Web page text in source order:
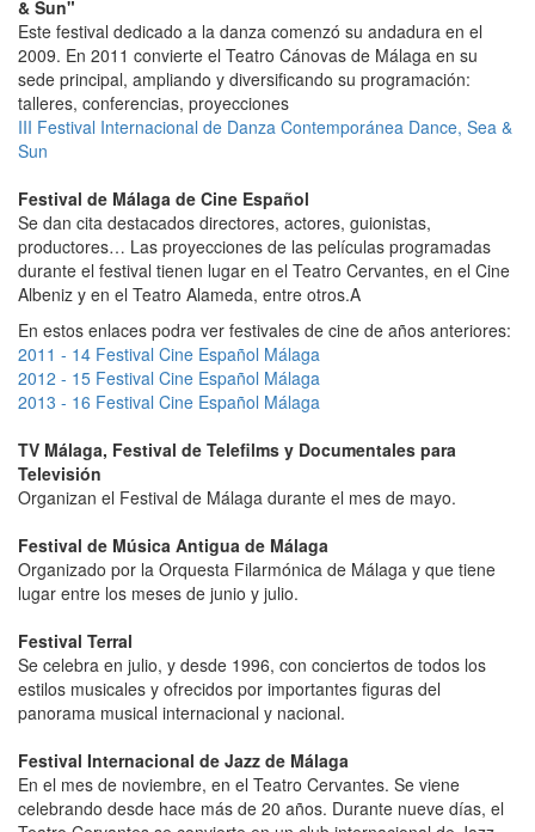
& Sun"
Este festival dedicado a la danza comenzó su andadura en el
2009. En 2011 convierte el Teatro Cánovas de Málaga en su
sede principal, ampliando y diversificando su programación:
talleres, conferencias, proyecciones
III Festival Internacional de Danza Contemporánea Dance, Sea &
Sun
Festival de Málaga de Cine Español
Se dan cita destacados directores, actores, guionistas,
productores… Las proyecciones de las películas programadas
durante el festival tienen lugar en el Teatro Cervantes, en el Cine
Albeniz y en el Teatro Alameda, entre otros.A
En estos enlaces podra ver festivales de cine de años anteriores:
2011 - 14 Festival Cine Español Málaga
2012 - 15 Festival Cine Español Málaga
2013 - 16 Festival Cine Español Málaga
TV Málaga, Festival de Telefilms y Documentales para
Televisión
Organizan el Festival de Málaga durante el mes de mayo.
Festival de Música Antigua de Málaga
Organizado por la Orquesta Filarmónica de Málaga y que tiene
lugar entre los meses de junio y julio.
Festival Terral
Se celebra en julio, y desde 1996, con conciertos de todos los
estilos musicales y ofrecidos por importantes figuras del
panorama musical internacional y nacional.
Festival Internacional de Jazz de Málaga
En el mes de noviembre, en el Teatro Cervantes. Se viene
celebrando desde hace más de 20 años. Durante nueve días, el